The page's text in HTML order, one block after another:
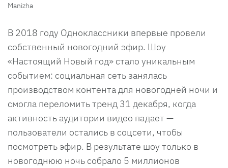
Manizha
В 2018 году Одноклассники впервые провели
собственный новогодний эфир. Шоу
«Настоящий Новый год» стало уникальным
событием: социальная сеть занялась
производством контента для новогодней ночи и
смогла переломить тренд 31 декабря, когда
активность аудитории видео падает —
пользователи остались в соцсети, чтобы
посмотреть эфир. В результате шоу только в
новогоднюю ночь собрало 5 миллионов